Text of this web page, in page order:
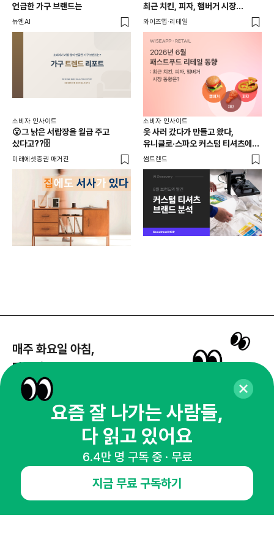
언급한 가구 브랜드는
뉴엔AI
최근 치킨, 피자, 햄버거 시장
동향은?
와이즈앱·리테일
소비자 인사이트
😮그 낡은 서랍장을 월급 주고
샀다고??🗄️
미래에셋증권 매거진
소비자 인사이트
옷 사러 갔다가 만들고 왔다,
유니클로·스파오 커스텀 티셔츠에
사람들이 줄 서는 진짜 이유는?
썸트렌드
매주 화요일 아침,
마케팅 감각을 깨워 드릴게요!
65,043명의 마케터를 성장시키는 뉴스레터
뉴스레터 구독하기
NHN AD
오픈애즈란 공지사항 제휴문의
인사이터 신청
뉴스레터
광고안내
요즘 잘 나가는 사람들,
다 읽고 있어요
6.4만 명 구독 중 · 무료
지금 무료 구독하기